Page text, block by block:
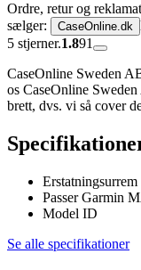
Ordre, retur og
sælger:
CaseOnline.dk
5 stjerner.1.891
CaseOnline Sweden
os CaseOnline
brett, dvs. vi så cover
Erstatningsurrem
Passer Garmin
Model ID
Se alle specifikationer